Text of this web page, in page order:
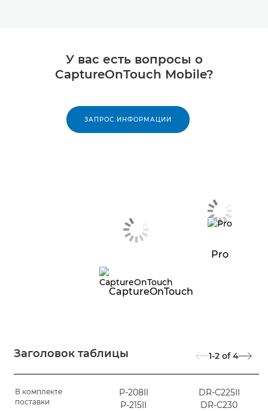
У вас есть вопросы о
CaptureOnTouch Mobile?
ЗАПРОС ИНФОРМАЦИИ
Заголовок таблицы
CaptureOnTouch
Pro
1-2 of 4
В комплекте
поставки
P-208II
P-215II
DR-C225II
DR-C230